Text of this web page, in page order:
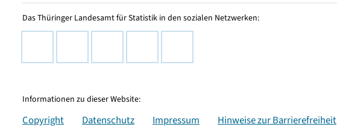
Das Thüringer Landesamt für Statistik in den sozialen Netzwerken:
Informationen zu dieser Website:
Copyright Datenschutz Impressum Hinweise zur Barrierefreiheit